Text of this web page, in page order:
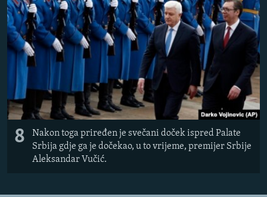
8
Nakon toga priređen je svečani doček ispred Palate
Srbija gdje ga je dočekao, u to vrijeme, premijer Srbije
Aleksandar Vučić.